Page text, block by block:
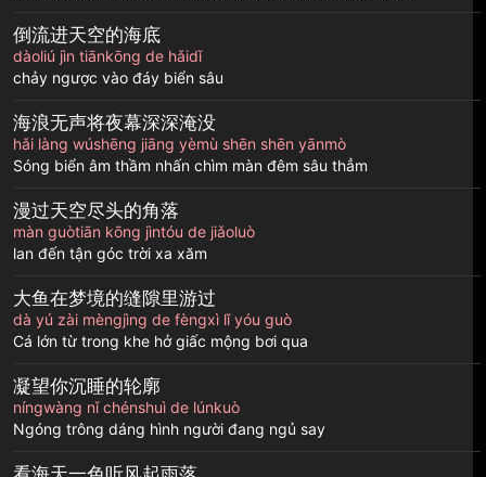
倒流进天空的海底
dàoliú jìn tiānkōng de hǎidǐ
chảy ngược vào đáy biển sâu
海浪无声将夜幕深深淹没
hǎi làng wúshēng jiāng yèmù shēn shēn yānmò
Sóng biển âm thầm nhấn chìm màn đêm sâu thẳm
漫过天空尽头的角落
màn guòtiān kōng jìntóu de jiǎoluò
lan đến tận góc trời xa xăm
大鱼在梦境的缝隙里游过
dà yú zài mèngjìng de fèngxì lǐ yóu guò
Cá lớn từ trong khe hở giấc mộng bơi qua
凝望你沉睡的轮廓
níngwàng nǐ chénshuì de lúnkuò
Ngóng trông dáng hình người đang ngủ say